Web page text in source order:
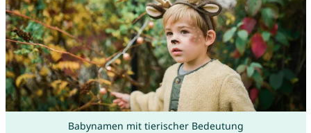
Babynamen mit tierischer Bedeutung